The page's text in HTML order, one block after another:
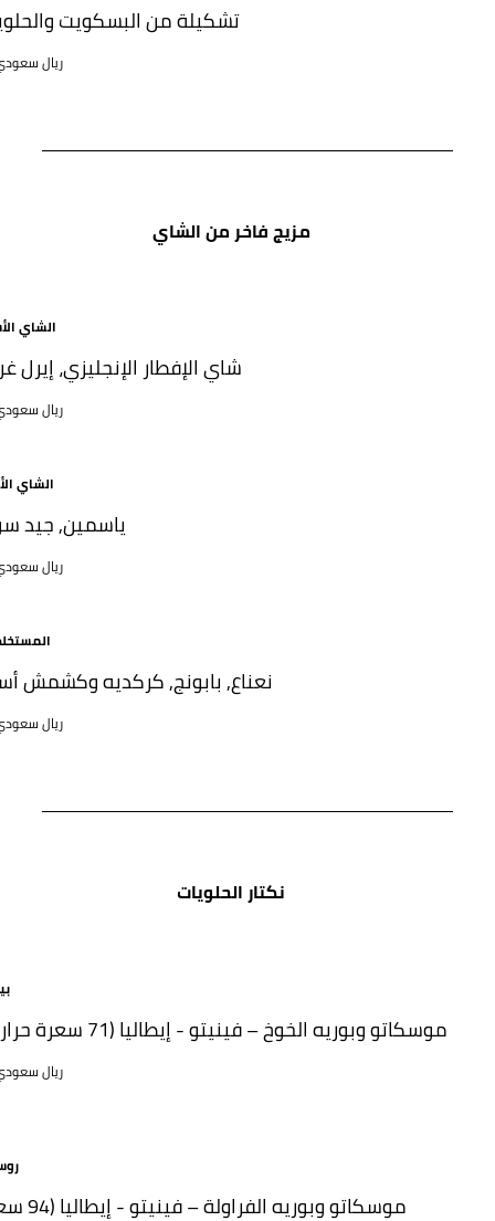
تشكيلة من البسكويت
45 ريال
مزيج فاخر من الشاي
الشاي
شاي الإفطار الإنجليزي، إيرل
45 ريال
الشاي
ياسمين, جيد
45 ريال
نعناع, بابونج, كركديه وكشمش
45 ريال
نكتار الحلويات
موسكاتو وبوريه الخوخ – فينيتو - إيطاليا (71 سعرة حرارية)
85 ريال
موسكاتو وبوريه